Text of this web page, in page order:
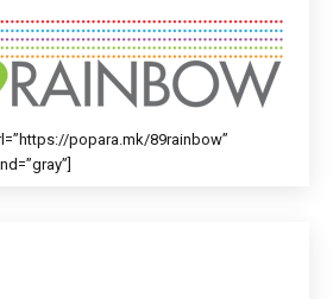
popara.mk/89rainbow”